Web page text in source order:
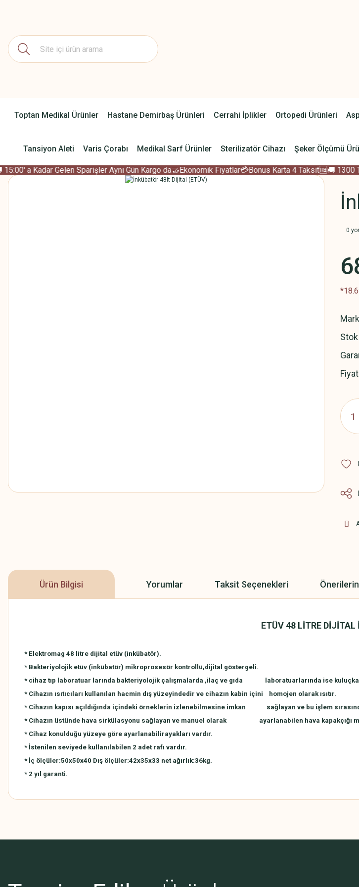
Toptan Medikal Ürünler Hastane Demirbaş Ürünleri Cerrahi İplikler Ortopedi Ürünleri
Tansiyon Aleti Varis Çorabı Medikal Sarf Ürünler Sterilizatör Cihazı Şeker Ölçümü
a Kadar Gelen Sparişler Aynı Gün Kargo da🤝Ekonomik Fiyatlar💳Bonus Karta 4 Taksit🆓🚚 1300
0
Fiyat
Ürün Bilgisi Yorumlar Taksit Seçenekleri
ETÜV 48 LİTRE DİJİTAL
* Elektromag 48 litre dijital etüv (inkübatör).
* Bakteriyolojik etüv (inkübatör) mikroprosesör kontrollü,dijital göstergeli.
* cihaz tıp laboratuar larında bakteriyolojik çalışmalarda ,ilaç ve gıda laboratuarlarında ise
* Cihazın ısıtıcıları kullanılan hacmin dış yüzeyindedir ve cihazın kabin içini homojen olarak ısıtır.
* Cihazın kapısı açıldığında içindeki örneklerin izlenebilmesine imkan sağlayan ve bu işlem
* Cihazın üstünde hava sirkülasyonu sağlayan ve manuel olarak ayarlanabilen hava kapakçığı
* Cihaz konulduğu yüzeye göre ayarlanabilirayakları vardır.
* İstenilen seviyede kullanılabilen 2 adet rafı vardır.
* İç ölçüler:50x50x40 Dış ölçüler:42x35x33 net ağırlık:36kg.
* 2 yıl garanti.
Bu ürüne ilk yorumu siz